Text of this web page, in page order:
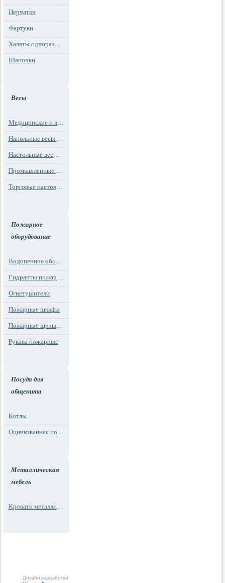
Перчатки
Фартуки
Халаты одноразовые
Шапочки
Весы
Медицинские и лабораторные весы
Напольные весы MAX до 1000 кг (до 1 т)
Настольные весы для фасовки MAX до 30 кг
Промышленные весы (до 100 тонн)
Торговые настольные весы MAX до 30 кг
Пожарное
оборудование
Водопенное оборудование
Гидранты пожарные и подставки
Огнетушители
Пожарные шкафы
Пожарные щиты и стенды
Рукава пожарные
Посуда для
общепита
Котлы
Оцинкованная посуда
Металлическая
мебель
Кровати металлические
Дизайн разработан